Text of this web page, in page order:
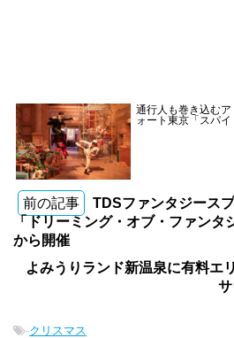
通行人も巻き込む
ォート東京「スパイ
前の記事
TDSファンタジース
「ドリーミング・オブ・ファンタ
から開催
よみうりランド新温泉に有料エ
-クリスマス